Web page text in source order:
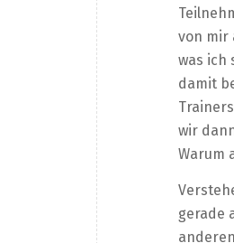
von mir
was ich
damit
wir
Warum
gerade